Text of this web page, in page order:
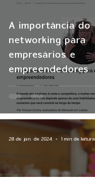
A importância do
networking para
empresários e
empreendedores
28 de jan. de 2024 1 min de leitura